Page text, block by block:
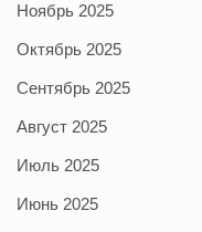
Ноябрь 2025
Октябрь 2025
Сентябрь 2025
Август 2025
Июль 2025
Июнь 2025